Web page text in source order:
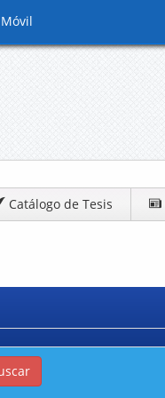
Catálogo de Tesis